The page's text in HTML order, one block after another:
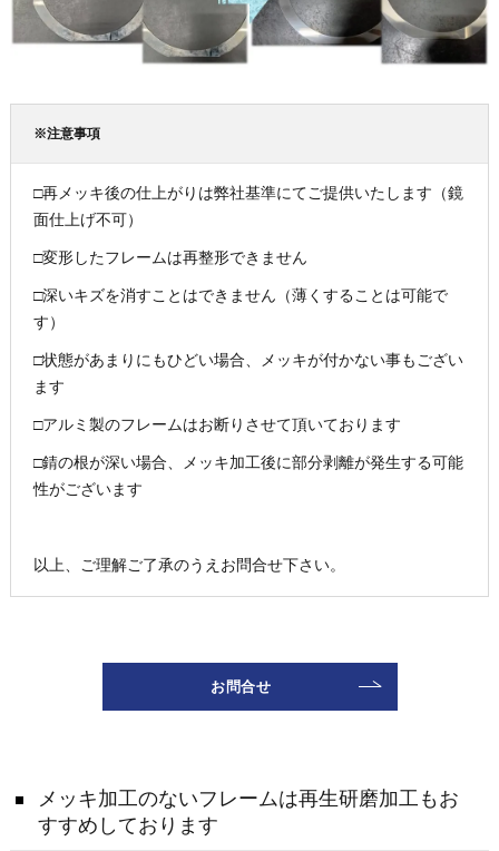
※注意事項
□再メッキ後の仕上がりは弊社基準にてご提供いたします（鏡
面仕上げ不可）
□変形したフレームは再整形できません
□深いキズを消すことはできません（薄くすることは可能で
す）
□状態があまりにもひどい場合、メッキが付かない事もござい
ます
□アルミ製のフレームはお断りさせて頂いております
□錆の根が深い場合、メッキ加工後に部分剥離が発生する可能
性がございます
以上、ご理解ご了承のうえお問合せ下さい。
お問合せ
メッキ加工のないフレームは再生研磨加工もお
すすめしております